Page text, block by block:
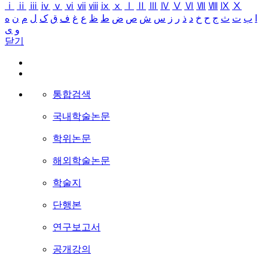
ⅰ
ⅱ ⅲ ⅳ ⅴ ⅵ ⅶ ⅷ ⅸ ⅹ Ⅳ Ⅴ Ⅵ Ⅶ Ⅷ Ⅸ Ⅹ
ب ت ث ج ح خ د ذ ر ز س ش ص ض ط ظ ع غ ف ق ک ل م ن ه
و ی
닫기
통합검색
국내학술논문
학위논문
해외학술논문
학술지
단행본
연구보고서
공개강의